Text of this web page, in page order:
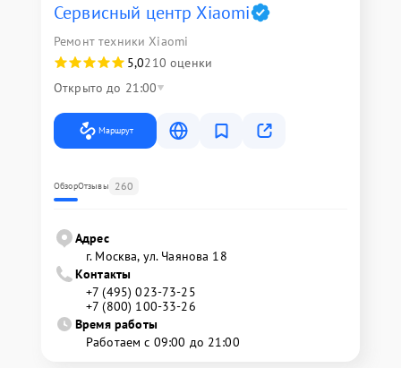
Сервисный центр Xiaomi
Ремонт техники Xiaomi
5,0210 оценки
Открыто до 21:00
Маршрут
ОбзорОтзывы 260
Адрес
г. Москва, ул. Чаянова 18
Контакты
+7 (495) 023-73-25
+7 (800) 100-33-26
Время работы
Работаем с 09:00 до 21:00